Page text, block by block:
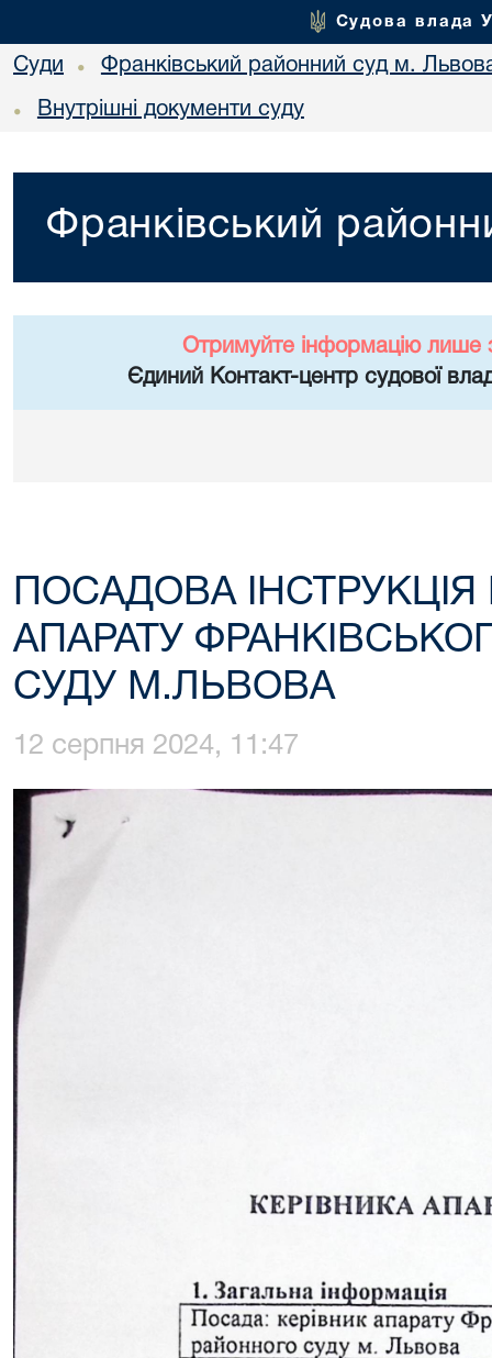
Судова влада
Суди • Франківський районний суд м.
• Внутрішні документи суду
Франківський
Отримуйте інформацію лише
Єдиний Контакт-центр судової
ПОСАДОВА ІНСТРУКЦІЯ
АПАРАТУ
СУДУ М.ЛЬВОВА
12 серпня 2024, 11:47